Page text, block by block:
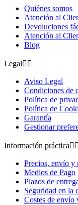
Quiénes somos
Atención al
Devoluciones
Atención al
Blog
Legal 
Aviso Legal
Condiciones de
Política de
Política de
Garantía
Gestionar
Información práctica 
Precios, envío y
Medios de Pago
Plazos de
Seguridad en la
Costes de envío